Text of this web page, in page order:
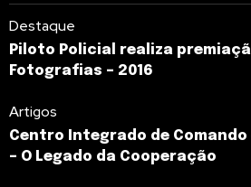
Destaque
Piloto Policial realiza
Fotografias – 2016
Artigos
Centro Integrado de Comando
– O Legado da Cooperação